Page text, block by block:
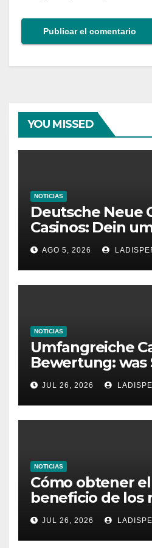
YOU MISSED
NOTICIAS
Deutsche Neue
Casinos: Dein
Ratgeber für
AGO 5, 2026
NOTICIAS
Umfangreiche
Bewertung: was
dieses Casino
JUL 26, 2026
NOTICIAS
Cómo obtener
beneficio de los
bonus codes de
JUL 26, 2026